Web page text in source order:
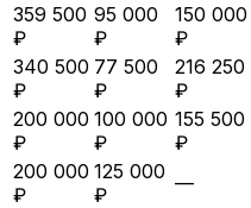
359 500
₽
95 000
₽
150 000
₽
340 500
₽
77 500
₽
216 250
₽
200 000
₽
100 000
₽
155 500
₽
200 000
₽
125 000
₽
—